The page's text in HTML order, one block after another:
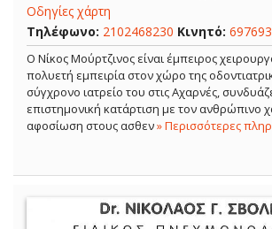
Οδηγίες χάρτη
Τηλέφωνο: 2102468230 Κινητό:
Ο Νίκος Μούρτζινος είναι έμπειρος
πολυετή εμπειρία στον χώρο της
σύγχρονο ιατρείο του στις Αχαρνές,
επιστημονική κατάρτιση με τον ανθρώπινο
αφοσίωση στους ασθεν» Περισσότερες